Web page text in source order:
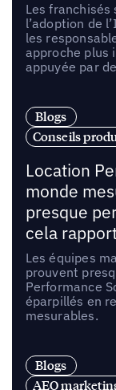
Les franchisés
l’adoption de
les
approche plus
appuyée par
Blogs
Conseils
Location
monde
presque
cela
Les équipes
prouvent
Performance
éparpillés en
mesurables.
Blogs
AEO